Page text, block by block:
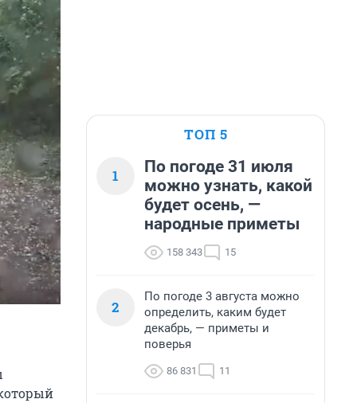
ТОП 5
1
По погоде 31 июля
можно узнать, какой
будет осень, —
народные приметы
158 343 15
2
По погоде 3 августа можно
определить, каким будет
декабрь, — приметы и
поверья
86 831 11